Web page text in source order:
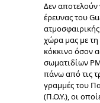
Δεν αποτελούν
έρευνας του
χώρα μας με τη
κόκκινο όσον
σωματιδίων
πάνω από τις
γραμμές του
(Π.Ο.Υ.), οι